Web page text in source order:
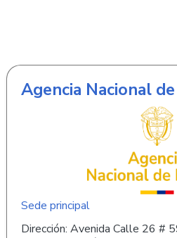
Agencia Nacional
Sede principal
Dirección: Avenida Calle 26 #